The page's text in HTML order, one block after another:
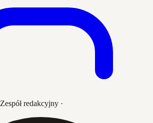
Zespół redakcyjny ·